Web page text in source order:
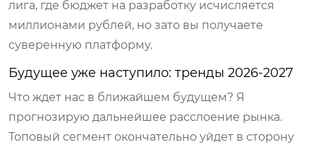
лига, где бюджет на разработку исчисляется
миллионами рублей, но зато вы получаете
суверенную платформу.
Будущее уже наступило: тренды 2026-2027
Что ждет нас в ближайшем будущем? Я
прогнозирую дальнейшее расслоение рынка.
Топовый сегмент окончательно уйдет в сторону